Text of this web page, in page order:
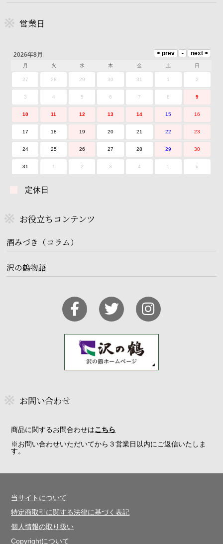
営業日
2026年8月
月 火 水 木 金 土 日
27 28 29 30 31 1 2
3 4 5 6 7 8 9
10 11 12 13 14 15 16
17 18 19 20 21 22 23
24 25 26 27 28 29 30
31 1 2 3 4 5 6
定休日
お役立ちコンテンツ
酒みづき（コラム）
沢の鶴物語
お問い合わせ
商品に関するお問合わせはこちら
※お問い合わせいただいてから３営業日以内にご返信いたしま
す。
当サイトについて
特定商取引に関する法律に基づく表記
個人情報の取り扱い
Copyrightについて